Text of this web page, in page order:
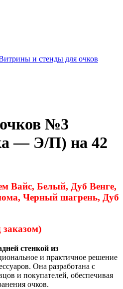
и стенды для очков
№3
— Э/П) на 42
Вайс, Белый, Дуб Венге,
Черный шагрень, Дуб
заказом)
стенкой из
и практичное решение
Она разработана с
и покупателей, обеспечивая
очков.